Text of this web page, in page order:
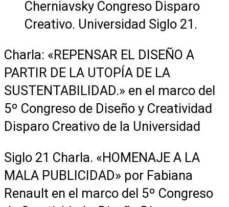
Cherniavsky Congreso Disparo
Creativo. Universidad Siglo 21.
Charla: «REPENSAR EL DISEÑO A
PARTIR DE LA UTOPÍA DE LA
SUSTENTABILIDAD.» en el marco del
5º Congreso de Diseño y Creatividad
Disparo Creativo de la Universidad
Siglo 21 Charla. «HOMENAJE A LA
MALA PUBLICIDAD» por Fabiana
Renault en el marco del 5º Congreso